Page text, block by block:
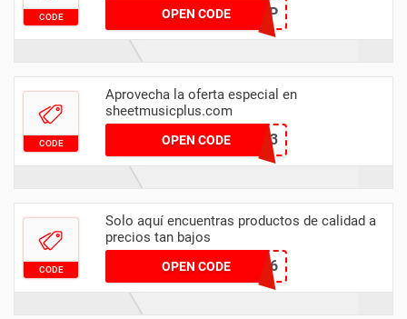
CODE OPEN CODESMPVIP
CODE
Aprovecha la oferta especial en
sheetmusicplus.com
OPEN CODESAMBA23
CODE
Solo aquí encuentras productos de calidad a
precios tan bajos
OPEN CODE
M22RN&6V46